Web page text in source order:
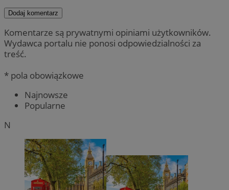
Dodaj komentarz
Komentarze są prywatnymi opiniami użytkowników.
Wydawca portalu nie ponosi odpowiedzialności za
treść.
* pola obowiązkowe
Najnowsze
Popularne
N